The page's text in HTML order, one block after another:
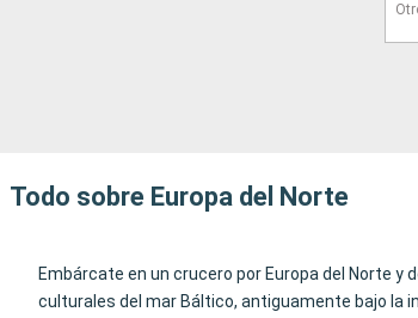
Todo sobre Europa del Norte
Embárcate en un crucero por Europa del Norte
culturales del mar Báltico, antiguamente bajo la